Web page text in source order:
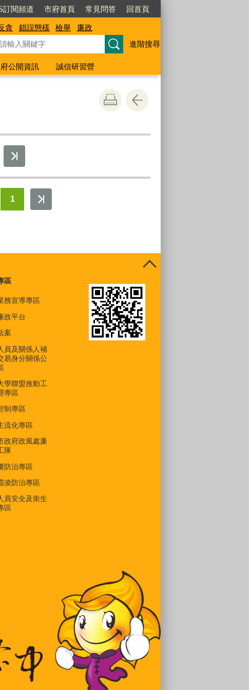
訂閱頻道 市府首頁 常見問答 回首頁
貪 錯誤態樣 檢舉
廉政
進階搜尋
公開資訊
誠信研習營
1
區
務宣導專區
政平台
案
員及關係人補
易身分關係公
學聯盟推動工
專區
制專區
流化專區
政府政風處廉
隊
防治專區
凌防治專區
員安全及衛生
區